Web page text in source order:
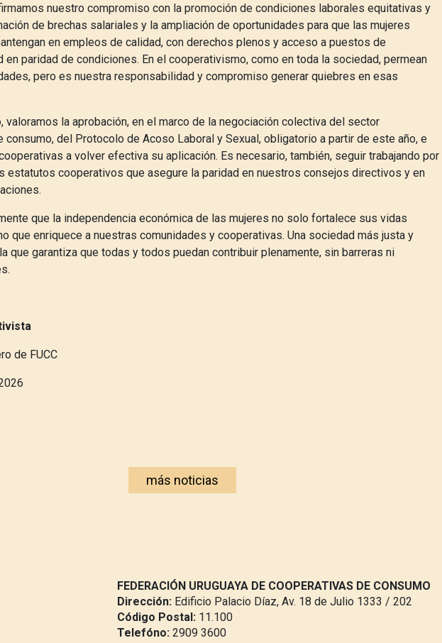
nuestro compromiso con la promoción de condiciones laborales equitativas y
de brechas salariales y la ampliación de oportunidades para que las mujeres
en empleos de calidad, con derechos plenos y acceso a puestos de
en paridad de condiciones. En el cooperativismo, como en toda la sociedad, permean
pero es nuestra responsabilidad y compromiso generar quiebres en esas
valoramos la aprobación, en el marco de la negociación colectiva del sector
consumo, del Protocolo de Acoso Laboral y Sexual, obligatorio a partir de este año, e
a volver efectiva su aplicación. Es necesario, también, seguir trabajando por
estatutos cooperativos que asegure la paridad en nuestros consejos directivos y en
que la independencia económica de las mujeres no solo fortalece sus vidas
que enriquece a nuestras comunidades y cooperativas. Una sociedad más justa y
que garantiza que todas y todos puedan contribuir plenamente, sin barreras ni
de FUCC
más noticias
FEDERACIÓN URUGUAYA DE COOPERATIVAS DE CONSUMO
Dirección: Edificio Palacio Díaz, Av. 18 de Julio 1333 / 202
Código Postal: 11.100
Telefóno: 2909 3600